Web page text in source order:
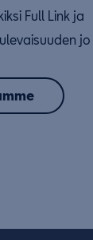
Full Link ja